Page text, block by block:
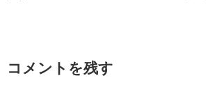
コメントを残す